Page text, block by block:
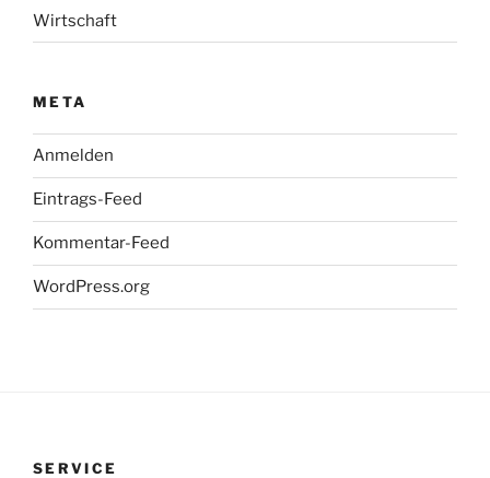
Wirtschaft
META
Anmelden
Eintrags-Feed
Kommentar-Feed
WordPress.org
SERVICE